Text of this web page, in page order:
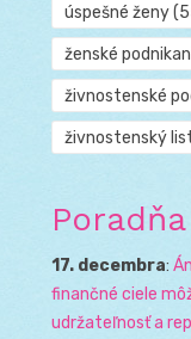
úspešné ženy
ženské
živnostenské
živnostenský
Poradňa
17. decembra:
finančné ciele
udržateľnosť a